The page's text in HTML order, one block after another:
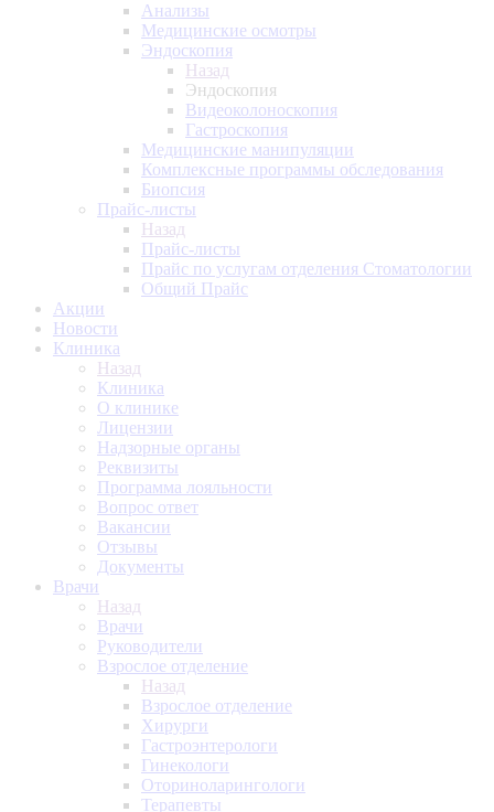
Анализы
Медицинские осмотры
Эндоскопия
Назад
Эндоскопия
Видеоколоноскопия
Гастроскопия
Медицинские манипуляции
Комплексные программы обследования
Биопсия
Прайс-листы
Назад
Прайс-листы
Прайс по услугам отделения Стоматологии
Общий Прайс
Акции
Новости
Клиника
Назад
Клиника
О клинике
Лицензии
Надзорные органы
Реквизиты
Программа лояльности
Вопрос ответ
Вакансии
Отзывы
Документы
Врачи
Назад
Врачи
Руководители
Взрослое отделение
Назад
Взрослое отделение
Хирурги
Гастроэнтерологи
Гинекологи
Оториноларингологи
Терапевты